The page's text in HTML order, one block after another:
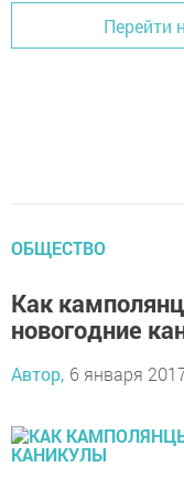
Перейти
ОБЩЕСТВО
Как
новогодние
Автор, 6 января